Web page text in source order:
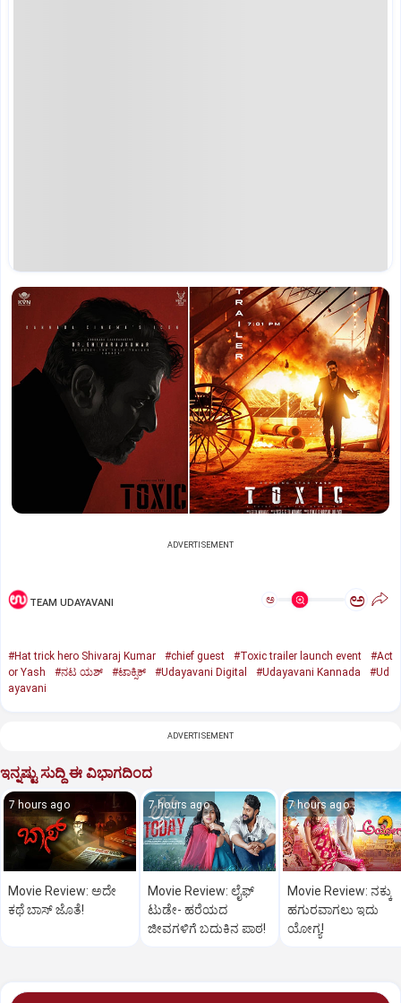
ADVERTISEMENT
TEAM UDAYAVANI ಅ ಅ
#Hat trick hero Shivaraj Kumar #chief guest #Toxic trailer launch event
#Act
or Yash
#ನಟ ಯಶ್‌ #ಟಾಕ್ಸಿಕ್‌ #Udayavani Digital #Udayavani Kannada
#Ud
ayavani
ADVERTISEMENT
ಇನ್ನಷ್ಟು ಸುದ್ದಿ ಈ ವಿಭಾಗದಿಂದ
7 hours ago
Movie Review: ಅದೇ
ಕಥೆ ಬಾಸ್‌ ಜೊತೆ!
7 hours ago
Movie Review: ಲೈಫ್‌
ಟುಡೇ- ಹರೆಯದ
ಜೀವಗಳಿಗೆ ಬದುಕಿನ ಪಾಠ!
7 hours ago
Movie Review: ನಕ್ಕು
ಹಗುರವಾಗಲು ಇದು
ಯೋಗ್ಯ!